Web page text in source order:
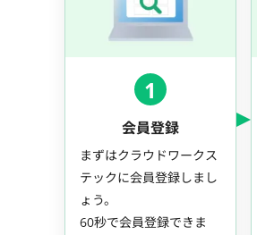
1
会員登録
まずはクラウドワークス
テックに会員登録しまし
ょう。
60秒で会員登録できま